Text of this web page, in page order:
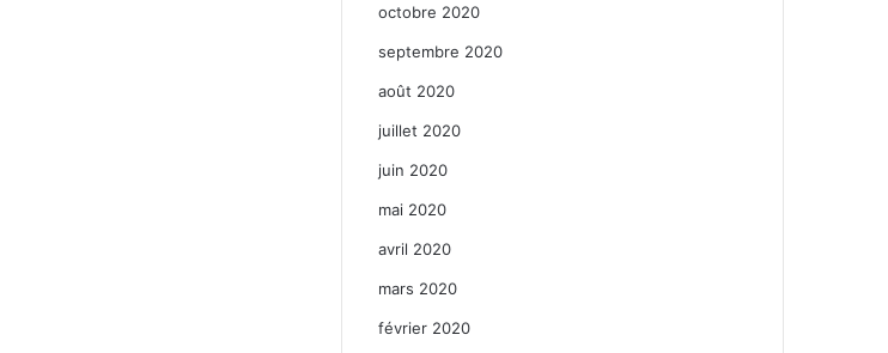
octobre 2020
septembre 2020
août 2020
juillet 2020
juin 2020
mai 2020
avril 2020
mars 2020
février 2020